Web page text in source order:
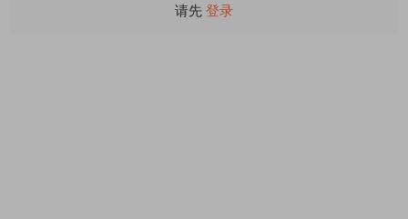
请先 登录